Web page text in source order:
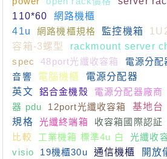
110*60
網路機櫃
41u
網路機櫃規格 監控機箱
容箱-3螺型
rackmount server
spec
48port光纖收容箱
電源分配
音響
電腦機櫃
電源分配器
英文
鋁合金機殼 電源分配器廠商
器 pdu
12port光纖收容箱 基地台
規格
光纖終端箱 收容箱國際認証
比較
工業機箱 標準4u 白
光纖收
visio
19機櫃30u 通信機櫃 開放